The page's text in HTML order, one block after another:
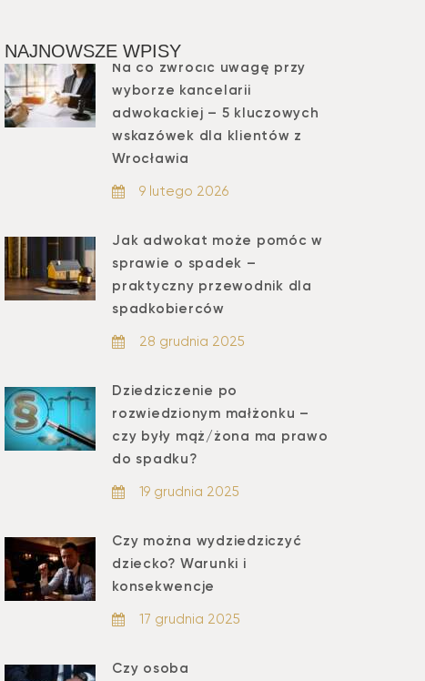
NAJNOWSZE WPISY
Na co zwrócić uwagę przy
wyborze kancelarii
adwokackiej – 5 kluczowych
wskazówek dla klientów z
Wrocławia
9 lutego 2026
Jak adwokat może pomóc w
sprawie o spadek –
praktyczny przewodnik dla
spadkobierców
28 grudnia 2025
Dziedziczenie po
rozwiedzionym małżonku –
czy były mąż/żona ma prawo
do spadku?
19 grudnia 2025
Czy można wydziedziczyć
dziecko? Warunki i
konsekwencje
17 grudnia 2025
Czy osoba